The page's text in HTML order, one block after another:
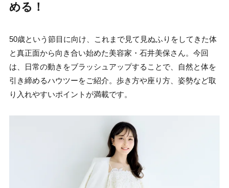
める！
50歳という節目に向け、これまで見て見ぬふりをしてきた体
と真正面から向き合い始めた美容家・石井美保さん。今回
は、日常の動きをブラッシュアップすることで、自然と体を
引き締めるハウツーをご紹介。歩き方や座り方、姿勢など取
り入れやすいポイントが満載です。